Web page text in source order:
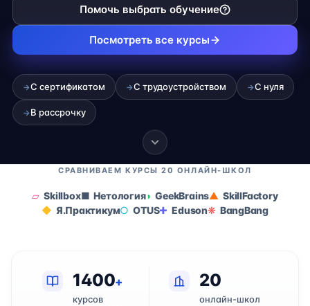
Помочь выбрать обучение
Посмотреть все курсы
→С сертификатом →С трудоустройством →С нуля
→В рассрочку
СРАВНИВАЕМ КУРСЫ 20 ОНЛАЙН-ШКОЛ
Skillbox Нетология GeekBrains
SkillFactory
Я.Практикум
OTUS Eduson BangBang
1400+
курсов
20
онлайн-школ